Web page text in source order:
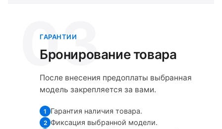
03
ГАРАНТИИ
Бронирование товара
После внесения предоплаты выбранная
модель закрепляется за вами.
1 Гарантия наличия товара.
2 Фиксация выбранной модели.